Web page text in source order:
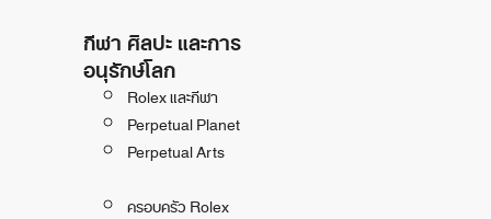
กีฬา ศิลปะ และการ
อนุรักษ์โลก
Rolex และกีฬา
Perpetual Planet
Perpetual Arts
ครอบครัว Rolex